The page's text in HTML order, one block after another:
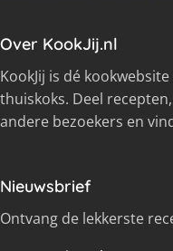
Over KookJij.nl
KookJij is dé
thuiskoks. Deel
andere bezoekers en
Nieuwsbrief
Ontvang de lekkerste